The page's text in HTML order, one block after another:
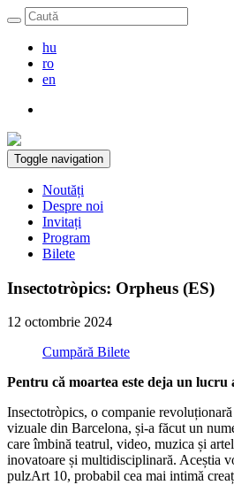
hu
ro
en
Toggle navigation
Noutăți
Despre noi
Invitați
Program
Bilete
Insectotròpics: Orpheus (ES)
12 octombrie 2024
Cumpără Bilete
Pentru că moartea este deja un
Insectotròpics, o companie
vizuale din Barcelona, și-a făcut un
care îmbină teatrul, video, muzica și
inovatoare și multidisciplinară. Aceștia
pulzArt 10, probabil cea mai intimă